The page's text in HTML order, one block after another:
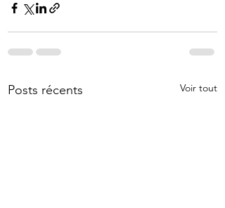
Posts récents Voir tout